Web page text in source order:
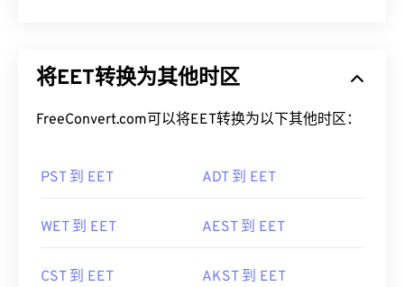
将EET转换为其他时区
FreeConvert.com可以将EET转换为以下其他时区：
PST 到 EET ADT 到 EET
WET 到 EET AEST 到 EET
CST 到 EET AKST 到 EET